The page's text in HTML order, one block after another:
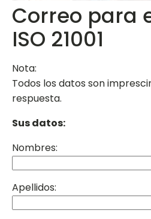
Correo para
ISO 21001
Nota:
Todos los datos son
respuesta.
Sus datos:
Nombres:
Apellidos: